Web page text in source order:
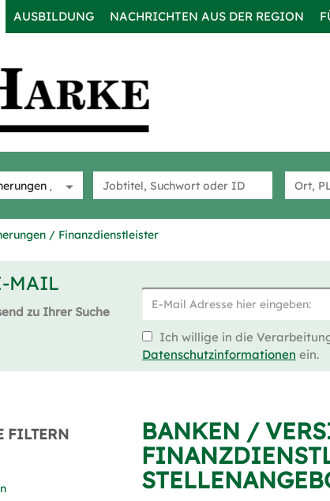
AUSBILDUNG NACHRICHTEN AUS DER REGION
/ Finanzdienstleister
MAIL
zu Ihrer Suche
Ich willige in die
Datenschutzinformationen ein.
FILTERN
BANKEN /